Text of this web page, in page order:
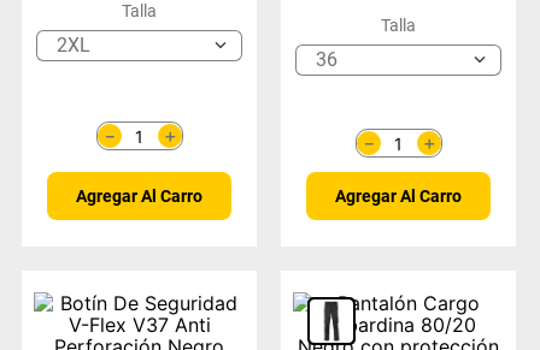
Talla
2XL
＋
－
Agregar Al Carro
Talla
36
＋
－
Agregar Al Carro